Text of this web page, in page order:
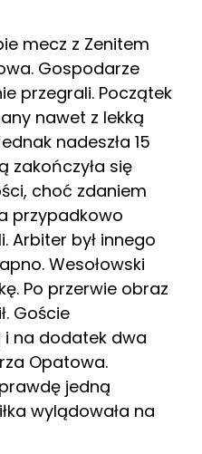
mecz z Zenitem
Gospodarze
przegrali. Początek
nawet z lekką
nadeszła 15
zakończyła się
choć zdaniem
przypadkowo
Arbiter był innego
Wesołowski
Po przerwie obraz
Goście
i na dodatek dwa
Opatowa.
jedną
wylądowała na